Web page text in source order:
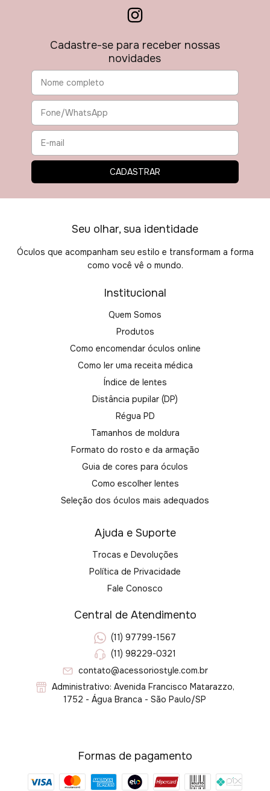
Cadastre-se para receber nossas
novidades
Seu olhar, sua identidade
Óculos que acompanham seu estilo e transformam a forma
como você vê o mundo.
Institucional
Quem Somos
Produtos
Como encomendar óculos online
Como ler uma receita médica
Índice de lentes
Distância pupilar (DP)
Régua PD
Tamanhos de moldura
Formato do rosto e da armação
Guia de cores para óculos
Como escolher lentes
Seleção dos óculos mais adequados
Ajuda e Suporte
Trocas e Devoluções
Política de Privacidade
Fale Conosco
Central de Atendimento
(11) 97799-1567
(11) 98229-0321
contato@acessoriostyle.com.br
Administrativo: Avenida Francisco Matarazzo,
1752 - Água Branca - São Paulo/SP
Formas de pagamento